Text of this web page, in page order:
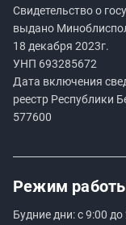
Свидетельство о
выдано
18 декабря 2023г.
УНП 693285672
Дата включения
реестр Республики
577600
Режим
Будние дни: с 9:00 до